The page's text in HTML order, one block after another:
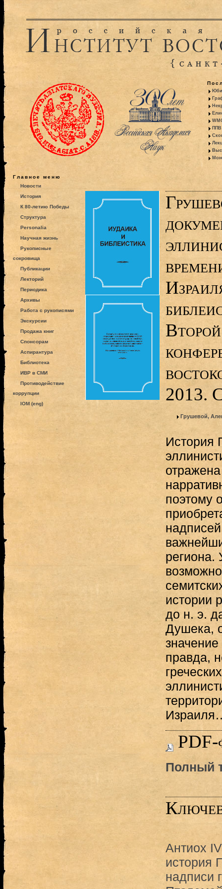
ППВ
Главное меню
Новости
История
К 80-летию Победы
Структура
Personalia
Научная жизнь
Рукописные
сокровища
Публикации
Лекторий
Периодика
Архивы
Работа с рукописями
Экскурсии
Продажа книг
Спонсорам
Аспирантура
Библиотека
ИВР в СМИ
Противодействие
коррупции
IOM (eng)
2013.
Грушевой,
История
поэтому
региона.
истории
до н. э.
Душека,
правда,
PDF-
Полный
Антиох IV
история
надписи